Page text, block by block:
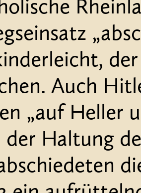
Auch
„auf Heller
der Haltung